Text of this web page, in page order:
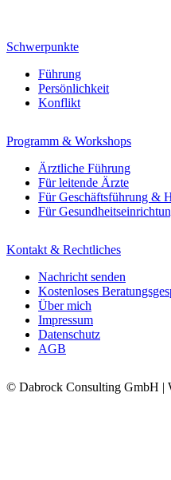
Schwerpunkte
Führung
Persönlichkeit
Konflikt
Programm & Workshops
Ärztliche Führung
Für leitende Ärzte
Für Geschäftsführung &
Für
Kontakt & Rechtliches
Nachricht senden
Kostenloses
Über mich
Impressum
Datenschutz
AGB
© Dabrock Consulting GmbH |